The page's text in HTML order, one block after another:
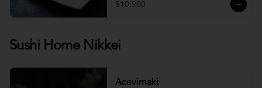
$10.900
Sushi Home Nikkei
Acevimaki